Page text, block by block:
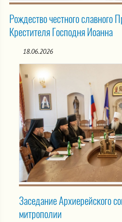
Рождество честного славного
Крестителя Господня Иоанна
18.06.2026
Заседание Архиерейского
митрополии